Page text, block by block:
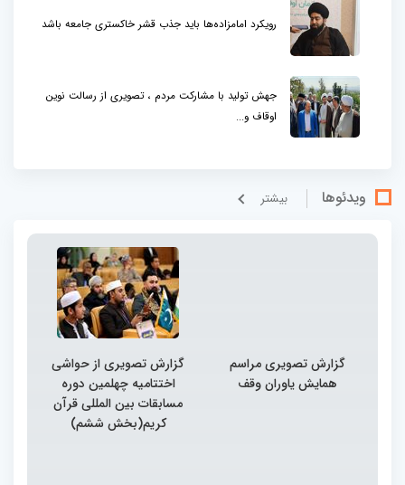
رویکرد امامزاده‌ها باید جذب قشر خاکستری جامعه باشد
جهش تولید با مشارکت مردم ، تصویری از رسالت نوین
اوقاف و...
ویدئوها بيشتر
گزارش تصویری مراسم
همایش یاوران وقف
گزارش تصویری از حواشی
اختتامیه چهلمین دوره
مسابقات بین المللی قرآن
کریم(بخش ششم)